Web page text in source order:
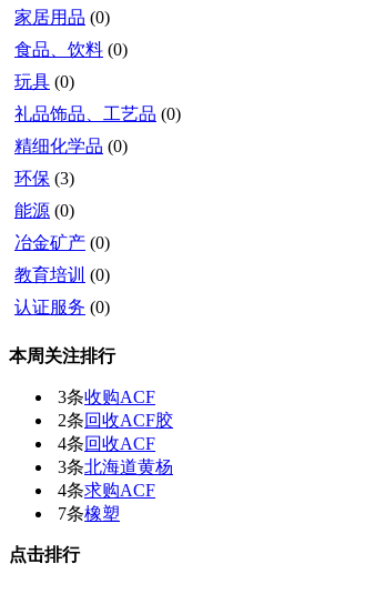
家居用品 (0)
食品、饮料 (0)
玩具 (0)
礼品饰品、工艺品 (0)
精细化学品 (0)
环保 (3)
能源 (0)
冶金矿产 (0)
教育培训 (0)
认证服务 (0)
本周关注排行
3条收购ACF
2条回收ACF胶
4条回收ACF
3条北海道黄杨
4条求购ACF
7条橡塑
点击排行